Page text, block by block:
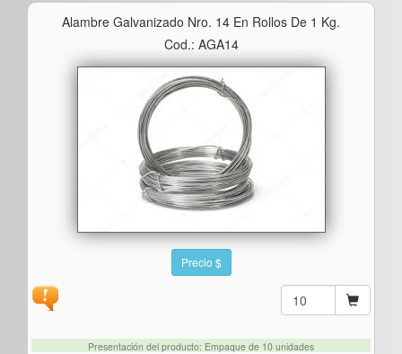
Alambre Galvanizado Nro. 14 En Rollos De 1 Kg.
Cod.: AGA14
Precio $
Presentación del producto: Empaque de 10 unidades